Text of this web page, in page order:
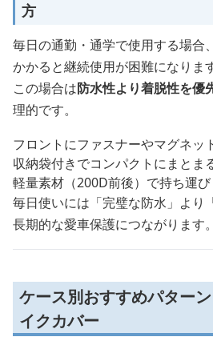
方
毎日の通勤・通学で使用する場合
かかると継続使用が困難になります
この場合は防水性より着脱性を優
理的です。
フロントにファスナーやマグネッ
収納袋付きでコンパクトにまとま
軽量素材（200D前後）で持ち運
毎日使いには「完璧な防水」より
長期的な愛車保護につながります。
ケース別おすすめパター
イクカバー